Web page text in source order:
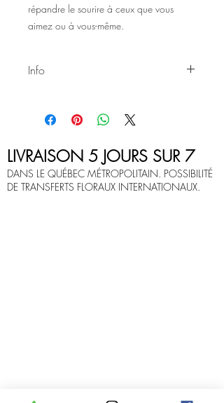
répandre le sourire à ceux que vous
aimez ou à vous-même.
Info
sujet à changement selon les saisons et
les disponibilités.
LIVRAISON 5 JOURS SUR 7
DANS LE QUÉBEC MÉTROPOLITAIN. POSSIBILITÉ
DE TRANSFERTS FLORAUX INTERNATIONAUX.